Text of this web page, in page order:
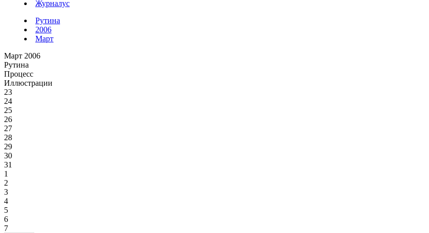
Журналус
Рутина
2006
Март
Март 2006
Рутина
Процесс
Иллюстрации
23
24
25
26
27
28
29
30
31
1
2
3
4
5
6
7